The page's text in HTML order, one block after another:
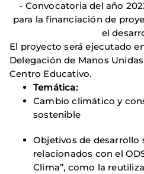
- Convocatoria del año
para la financiación de
el
El proyecto será ejecutado
Delegación de Manos
Centro Educativo.
Temática:
Cambio climático y
sostenible
Objetivos de desarrollo
relacionados con el
Clima”, como la